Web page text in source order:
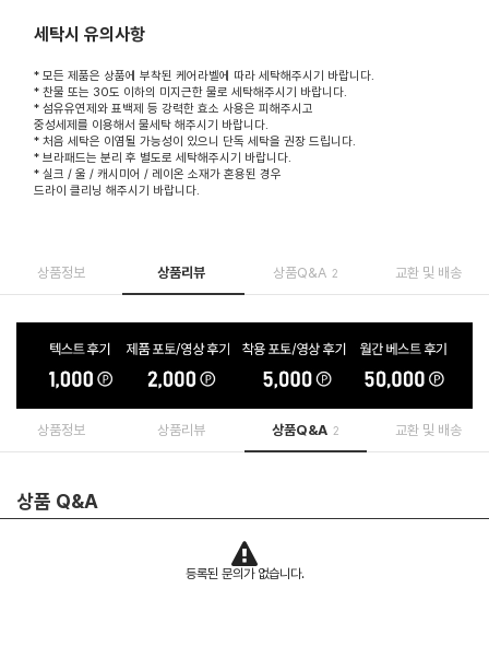
세탁시 유의사항
* 모든 제품은 상품에 부착된 케어라벨에 따라 세탁해주시기 바랍니다.
* 찬물 또는 30도 이하의 미지근한 물로 세탁해주시기 바랍니다.
* 섬유유연제와 표백제 등 강력한 효소 사용은 피해주시고
중성세제를 이용해서 물세탁 해주시기 바랍니다.
* 처음 세탁은 이염될 가능성이 있으니 단독 세탁을 권장 드립니다.
* 브라패드는 분리 후 별도로 세탁해주시기 바랍니다.
* 실크 / 울 / 캐시미어 / 레이온 소재가 혼용된 경우
드라이 클리닝 해주시기 바랍니다.
상품정보 상품리뷰 상품Q&A 2 교환 및 배송
상품정보 상품리뷰 상품Q&A 2 교환 및 배송
상품 Q&A
등록된 문의가 없습니다.